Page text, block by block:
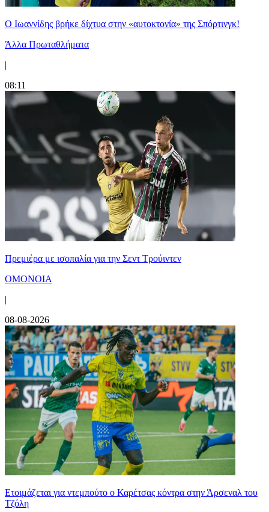
Ο Ιωαννίδης βρήκε δίχτυα στην «αυτοκτονία» της Σπόρτινγκ!
Άλλα Πρωταθλήματα
|
08:11
Πρεμιέρα με ισοπαλία για την Σεντ Τρούιντεν
ΟΜΟΝΟΙΑ
|
08-08-2026
Ετοιμάζεται για ντεμπούτο ο Καρέτσας κόντρα στην Άρσεναλ του
Τζόλη